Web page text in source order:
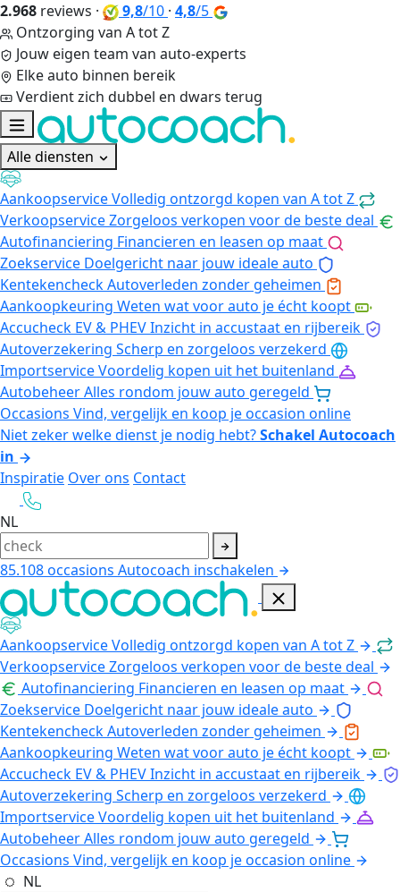
2.968 reviews · 9,8/10 · 4,8/5
Ontzorging van A tot Z
Jouw eigen team van auto-experts
Elke auto binnen bereik
Verdient zich dubbel en dwars terug
Alle diensten
AankoopserviceVolledig ontzorgd kopen van A tot Z
VerkoopserviceZorgeloos verkopen voor de beste deal
Autofinanciering Financieren en leasen op maat
Zoekservice Doelgericht naar jouw ideale auto
KentekencheckAutoverleden zonder geheimen
Aankoopkeuring Weten wat voor auto je écht koopt
Accucheck EV & PHEVInzicht in accustaat en rijbereik
Autoverzekering Scherp en zorgeloos verzekerd
ImportserviceVoordelig kopen uit het buitenland
AutobeheerAlles rondom jouw auto geregeld
Occasions Vind, vergelijk en koop je occasion online
Niet zeker welke dienst je nodig hebt?Schakel Autocoach
in
Inspiratie Over ons Contact
NL
85.108occasions Autocoach inschakelen
AankoopserviceVolledig ontzorgd kopen van A tot Z
VerkoopserviceZorgeloos verkopen voor de beste deal
Autofinanciering Financieren en leasen op maat
Zoekservice Doelgericht naar jouw ideale auto
KentekencheckAutoverleden zonder geheimen
Aankoopkeuring Weten wat voor auto je écht koopt
Accucheck EV & PHEVInzicht in accustaat en rijbereik
Autoverzekering Scherp en zorgeloos verzekerd
ImportserviceVoordelig kopen uit het buitenland
AutobeheerAlles rondom jouw auto geregeld
Occasions Vind, vergelijk en koop je occasion online
NL